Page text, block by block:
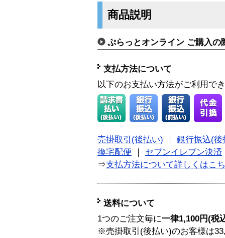
商品説明
ぷらっとオンライン ご購入の
支払方法について
以下のお支払い方法がご利用で
売掛取引(後払い)
銀行振込(後
換宅配便
セブンイレブン決済
⇒支払方法について詳しくはこ
送料について
1つのご注文毎に一律1,100円(税
※売掛取引(後払い)のお客様は